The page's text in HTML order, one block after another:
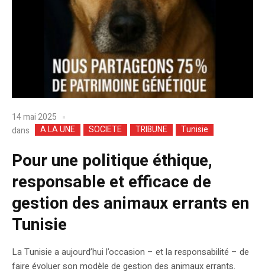
14 mai 2025
dans
A LA UNE SOCIETE TRIBUNE Tunisie
Pour une politique éthique,
responsable et efficace de
gestion des animaux errants en
Tunisie
La Tunisie a aujourd’hui l’occasion – et la responsabilité – de
faire évoluer son modèle de gestion des animaux errants.